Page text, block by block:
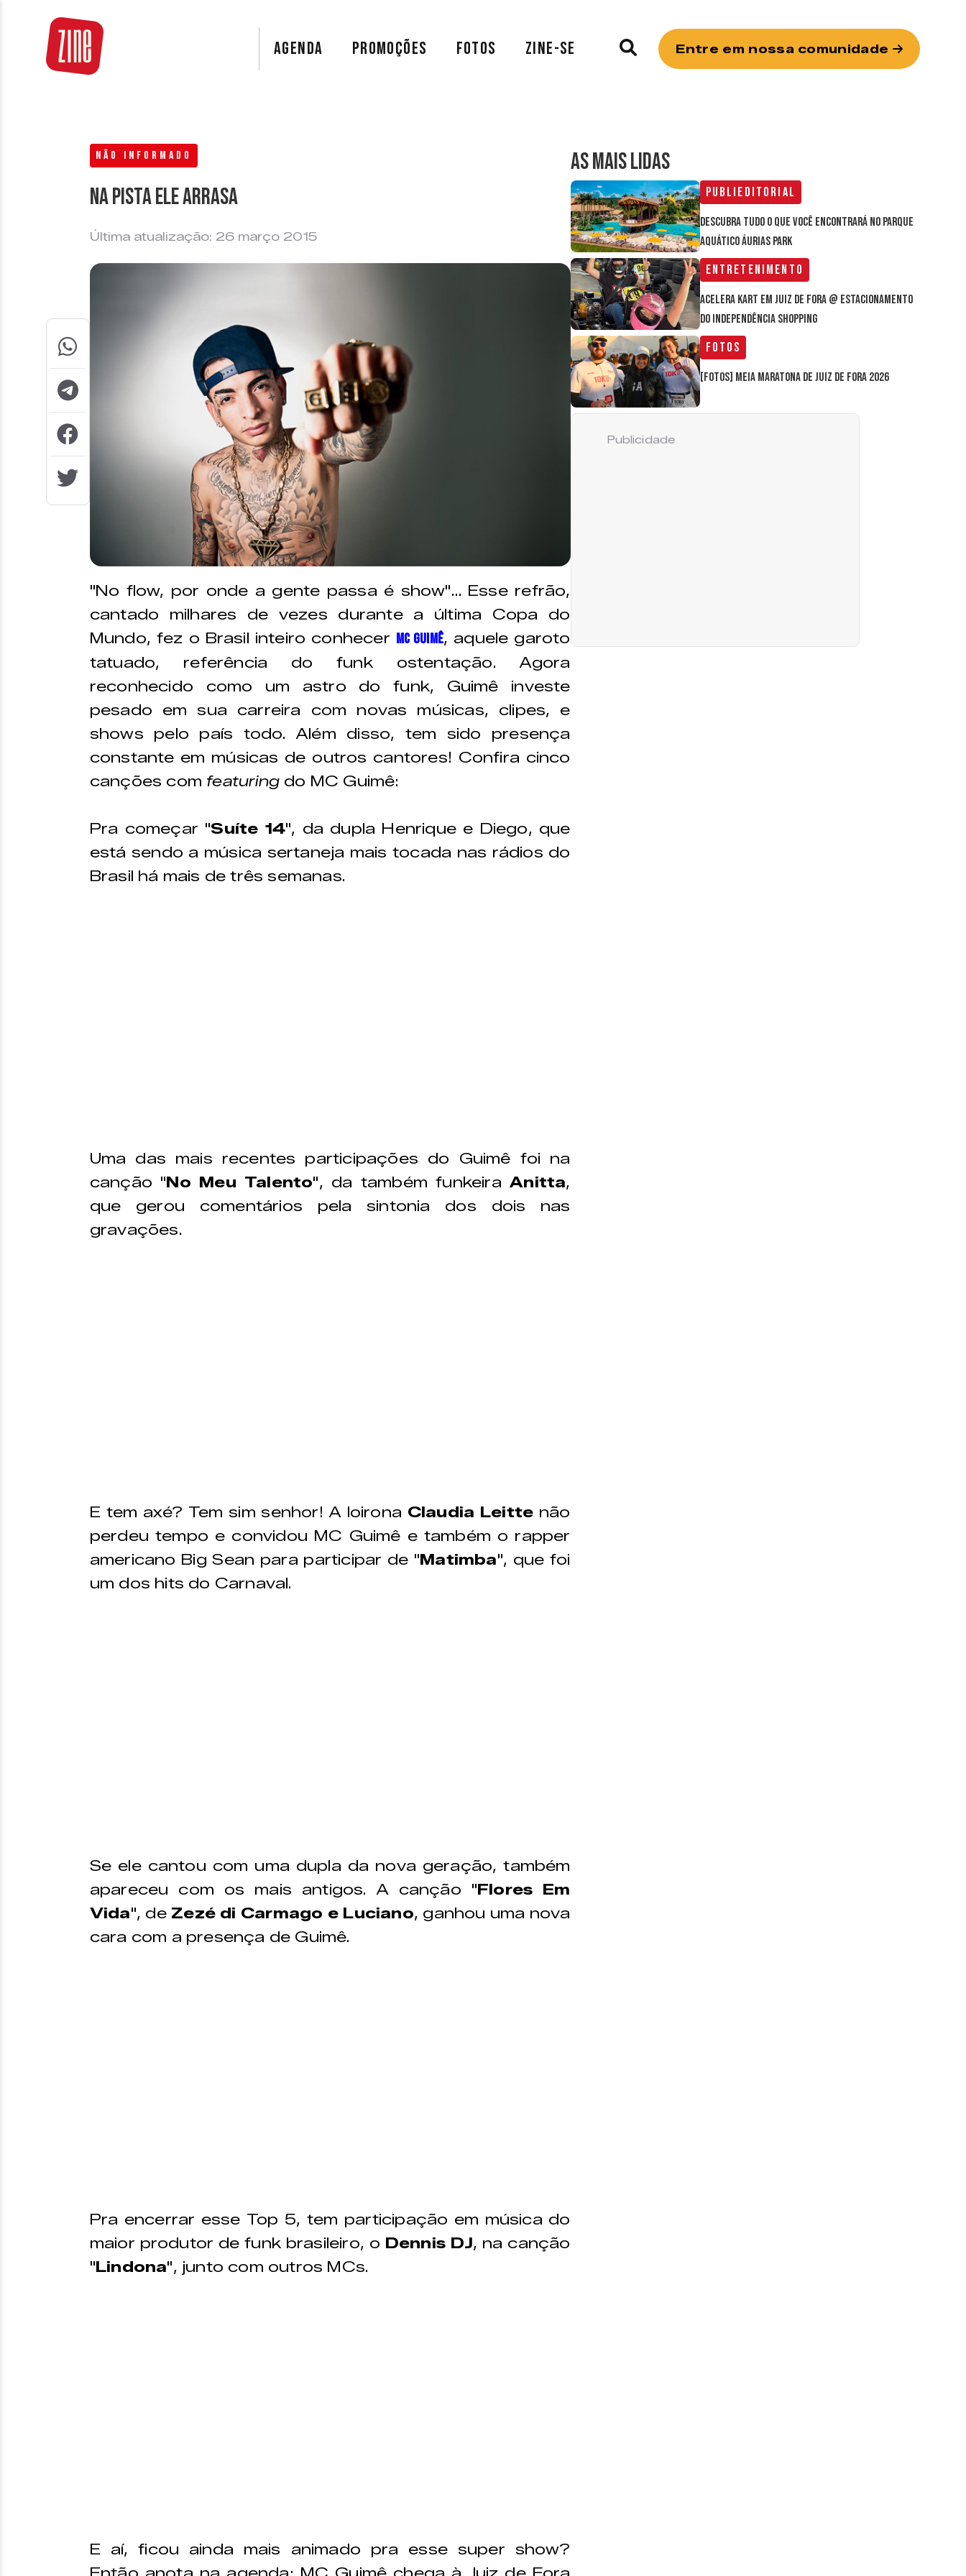
AGENDA PROMOÇÕES FOTOS ZINE-SE Entre em nossa comunidade
NÃO INFORMADO
Na pista ele arrasa
Última atualização: 26 março 2015
"No flow, por onde a gente passa é show"… Esse refrão,
cantado milhares de vezes durante a última Copa do
Mundo, fez o Brasil inteiro conhecer MC Guimê, aquele garoto
tatuado, referência do funk ostentação. Agora
reconhecido como um astro do funk, Guimê investe
pesado em sua carreira com novas músicas, clipes, e
shows pelo país todo. Além disso, tem sido presença
constante em músicas de outros cantores! Confira cinco
canções com featuring do MC Guimê:
Pra começar "Suíte 14", da dupla Henrique e Diego, que
está sendo a música sertaneja mais tocada nas rádios do
Brasil há mais de três semanas.
Uma das mais recentes participações do Guimê foi na
canção "No Meu Talento", da também funkeiraAnitta,
que gerou comentários pela sintonia dos dois nas
gravações.
E tem axé? Tem sim senhor! A loirona Claudia Leitte não
perdeu tempo e convidou MC Guimê e também o rapper
americano Big Sean para participar de "Matimba", que foi
um dos hits do Carnaval.
Se ele cantou com uma dupla da nova geração, também
apareceu com os mais antigos. A canção "Flores Em
Vida", de Zezé di Carmago e Luciano, ganhou uma nova
cara com a presença de Guimê.
Pra encerrar esse Top 5, tem participação em música do
maior produtor de funk brasileiro, o Dennis DJ, na canção
"Lindona", junto com outros MCs.
E aí, ficou ainda mais animado pra esse super show?
AS MAIS LIDAS
Publieditorial
Descubra tudo o que você encontrará no parque
aquático Áurias Park
Entretenimento
Acelera Kart em Juiz de Fora @ estacionamento
do Independência Shopping
Fotos
[FOTOS] Meia Maratona de Juiz de Fora 2026
Publicidade